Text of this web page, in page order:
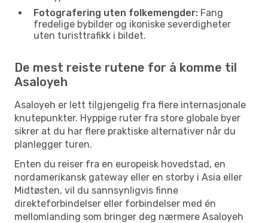
Fotografering uten folkemengder: Fang
fredelige bybilder og ikoniske severdigheter
uten turisttrafikk i bildet.
De mest reiste rutene for å komme til
Asaloyeh
Asaloyeh er lett tilgjengelig fra flere internasjonale
knutepunkter. Hyppige ruter fra store globale byer
sikrer at du har flere praktiske alternativer når du
planlegger turen.
Enten du reiser fra en europeisk hovedstad, en
nordamerikansk gateway eller en storby i Asia eller
Midtøsten, vil du sannsynligvis finne
direkteforbindelser eller forbindelser med én
mellomlanding som bringer deg nærmere Asaloyeh